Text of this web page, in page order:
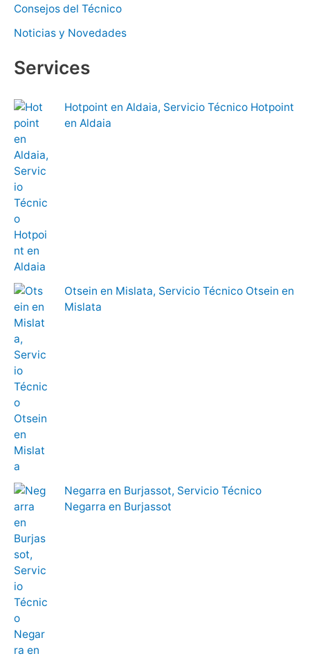
Consejos del Técnico
Noticias y Novedades
Services
Hotpoint en Aldaia, Servicio Técnico Hotpoint
en Aldaia
Otsein en Mislata, Servicio Técnico Otsein en
Mislata
Negarra en Burjassot, Servicio Técnico
Negarra en Burjassot